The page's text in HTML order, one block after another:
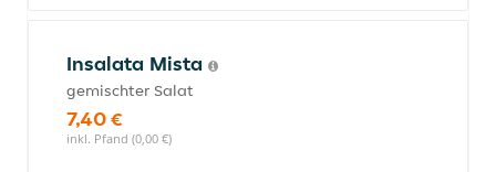
Insalata Mista
gemischter Salat
7,40 €
inkl. Pfand (0,00 €)